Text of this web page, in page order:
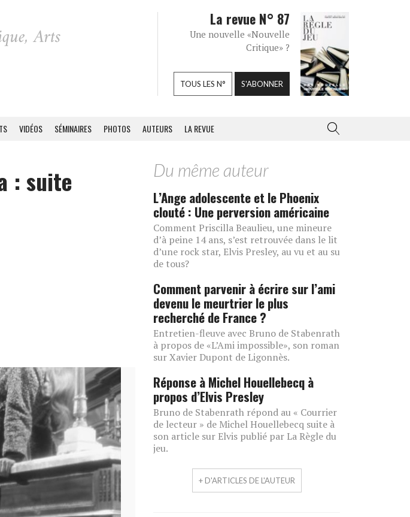
La revue N° 87
Une nouvelle «Nouvelle
Critique» ?
TOUS LES N° S'ABONNER
VIDÉOS SÉMINAIRES PHOTOS AUTEURS LA REVUE
: suite Du même auteur
L’Ange adolescente et le Phoenix
clouté : Une perversion américaine
Comment Priscilla Beaulieu, une mineure
d’à peine 14 ans, s’est retrouvée dans le lit
d’une rock star, Elvis Presley, au vu et au su
de tous?
Comment parvenir à écrire sur l’ami
devenu le meurtrier le plus
recherché de France ?
Entretien-fleuve avec Bruno de Stabenrath
à propos de «L’Ami impossible», son roman
sur Xavier Dupont de Ligonnès.
Réponse à Michel Houellebecq à
propos d’Elvis Presley
Bruno de Stabenrath répond au « Courrier
de lecteur » de Michel Houellebecq suite à
son article sur Elvis publié par La Règle du
jeu.
+ D'ARTICLES DE L'AUTEUR